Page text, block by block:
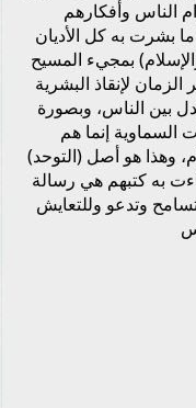
الناس وأفكارهم
بشرت به كل الأديان
بمجيء المسيح
لإنقاذ البشرية
بين الناس، وبصورة
السماوية إنما هم
وهذا هو أصل (التوحد)
به كتبهم هي رسالة
وتدعو وللتعايش